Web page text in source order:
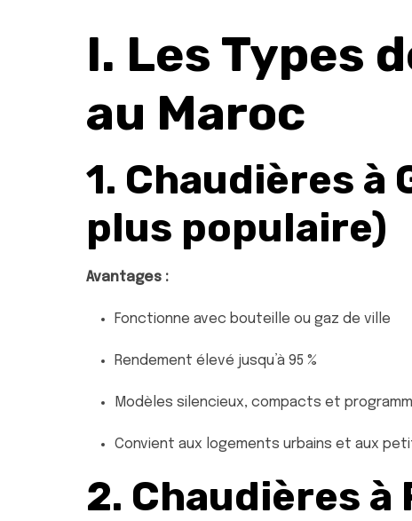
I. Les Types
au Maroc
1. Chaudières à
plus populaire)
Avantages :
Fonctionne avec bouteille ou gaz de ville
Rendement élevé jusqu’à 95 %
Modèles silencieux, compacts et
Convient aux logements urbains et aux
2. Chaudières à